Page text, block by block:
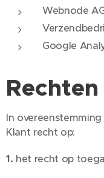
Webnode
Google
In
Klant recht op:
1. het recht op